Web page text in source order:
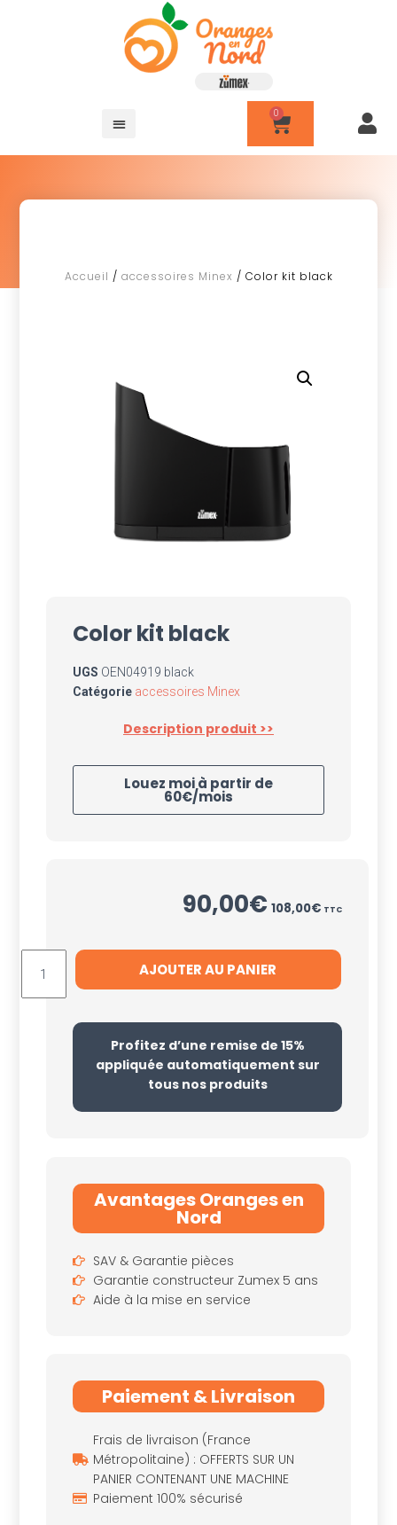
Accueil / accessoires Minex / Color kit black
Color kit black
UGS OEN04919 black
Catégorie accessoires Minex
Description produit >>
Louez moi à partir de
60€/mois
90,00€ 108,00€ TTC
AJOUTER AU PANIER
Profitez d’une remise de 15%
appliquée automatiquement sur
tous nos produits
Avantages Oranges en
Nord
SAV & Garantie pièces
Garantie constructeur Zumex 5 ans
Aide à la mise en service
Paiement & Livraison
Frais de livraison (France
Métropolitaine) : OFFERTS SUR UN
PANIER CONTENANT UNE MACHINE
Paiement 100% sécurisé